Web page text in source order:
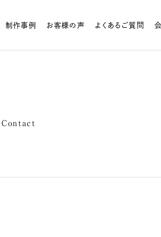
制作事例 お客様の声 よくあるご質問
Contact